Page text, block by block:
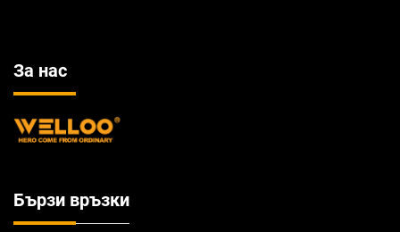
За нас
Бързи връзки